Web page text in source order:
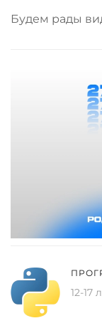
Будем рады
12-17